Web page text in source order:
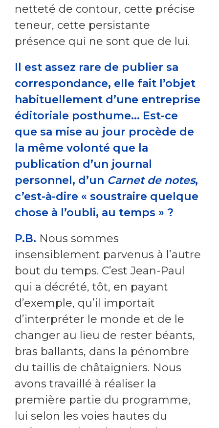
netteté de contour, cette précise
teneur, cette persistante
présence qui ne sont que de lui.
Il est assez rare de publier sa
correspondance, elle fait l’objet
habituellement d’une entreprise
éditoriale posthume... Est-ce
que sa mise au jour procède de
la même volonté que la
publication d’un journal
personnel, d’un Carnet de notes,
c’est-à-dire « soustraire quelque
chose à l’oubli, au temps » ?
P.B. Nous sommes
insensiblement parvenus à l’autre
bout du temps. C’est Jean-Paul
qui a décrété, tôt, en payant
d’exemple, qu’il importait
d’interpréter le monde et de le
changer au lieu de rester béants,
bras ballants, dans la pénombre
du taillis de châtaigniers. Nous
avons travaillé à réaliser la
première partie du programme,
lui selon les voies hautes du